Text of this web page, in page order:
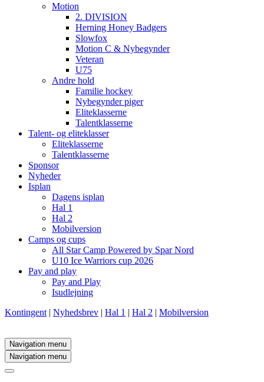
Motion
2. DIVISION
Herning Honey Badgers
Slowfox
Motion C & Nybegynder
Veteran
U75
Andre hold
Familie hockey
Nybegynder piger
Eliteklasserne
Talentklasserne
Talent- og eliteklasser
Eliteklasserne
Talentklasserne
Sponsor
Nyheder
Isplan
Dagens isplan
Hal 1
Hal 2
Mobilversion
Camps og cups
All Star Camp Powered by Spar Nord
U10 Ice Warriors cup 2026
Pay and play
Pay and Play
Isudlejning
Kontingent | Nyhedsbrev | Hal 1 | Hal 2 | Mobilversion
Navigation menu
Navigation menu